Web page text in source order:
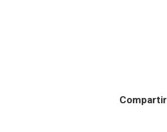
Compartir